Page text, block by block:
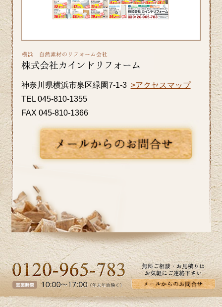
り・ご相談を無料で行っております。お
気軽にお問い合わせください。
皆さま、こんにちは。晴れ間の少ない日
横浜市A区K様邸の浴室・内窓のリフォー
ム事例をアップ致しましたのでご覧くだ
さい。カインドリフォームではお見積
り・ご相談を無料で行っております。お
気軽にお問い合わせください。
いよいよ梅雨入りですね。憂鬱な季節だ
からこそ、お家の中では快適に過ごした
いものです。横浜市I区T様邸のキッチン
リフォーム事例をアップ致しましたので
ご覧ください。カインドリフォームでは
お見積り・ご相談を無料で行っておりま
す。お気軽にお問い合わせください。
2026/05/27
神奈川県横浜市泉区緑園7-1-3 >アクセスマップ
TEL 045-810-1355
FAX 045-810-1366